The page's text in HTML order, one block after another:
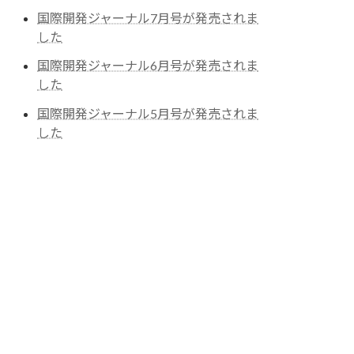
国際開発ジャーナル7月号が発売されま
した
国際開発ジャーナル6月号が発売されま
した
国際開発ジャーナル5月号が発売されま
した